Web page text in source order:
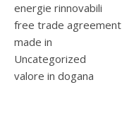
energie rinnovabili
free trade agreement
made in
Uncategorized
valore in dogana